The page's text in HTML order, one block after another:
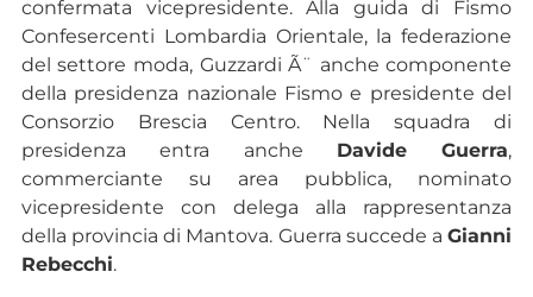
confermata vicepresidente. Alla guida di Fismo
Confesercenti Lombardia Orientale, la federazione
del settore moda, Guzzardi Ã¨ anche componente
della presidenza nazionale Fismo e presidente del
Consorzio Brescia Centro. Nella squadra di
presidenza entra anche Davide Guerra,
commerciante su area pubblica, nominato
vicepresidente con delega alla rappresentanza
della provincia di Mantova. Guerra succede aGianni
Rebecchi.